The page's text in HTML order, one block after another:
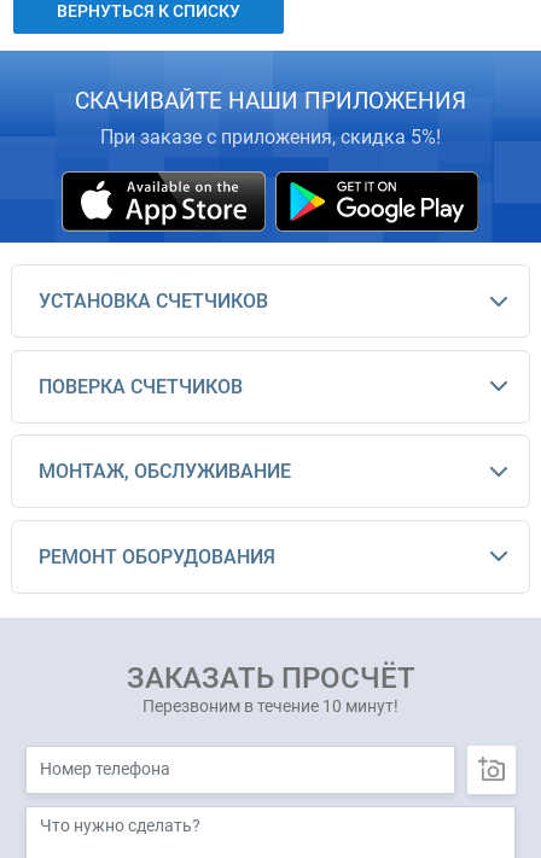
ВЕРНУТЬСЯ К СПИСКУ
СКАЧИВАЙТЕ НАШИ ПРИЛОЖЕНИЯ
При заказе с приложения, скидка 5%!
УСТАНОВКА СЧЕТЧИКОВ
ПОВЕРКА СЧЕТЧИКОВ
МОНТАЖ, ОБСЛУЖИВАНИЕ
РЕМОНТ ОБОРУДОВАНИЯ
ЗАКАЗАТЬ ПРОСЧЁТ
Перезвоним в течение 10 минут!